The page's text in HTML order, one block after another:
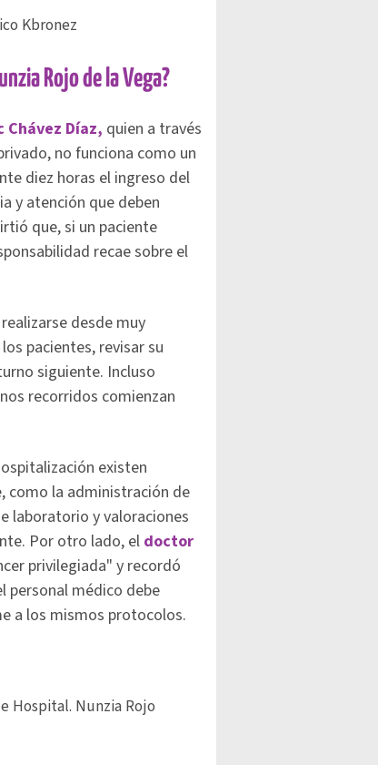
Kbronez
Rojo de la Vega?
Chávez Díaz, quien a través
no funciona como un
diez horas el ingreso del
y atención que deben
que, si un paciente
recae sobre el
desde muy
pacientes, revisar su
siguiente. Incluso
recorridos comienzan
existen
como la administración de
laboratorio y valoraciones
Por otro lado, el doctor
privilegiada" y recordó
personal médico debe
a los mismos protocolos.
Hospital. Nunzia Rojo